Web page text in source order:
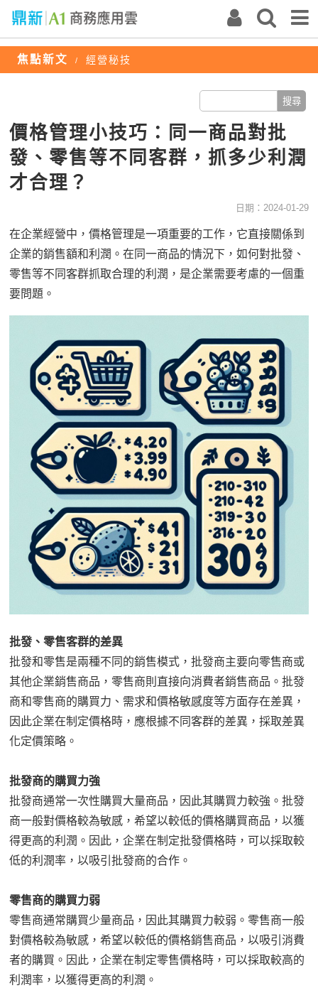
焦點新文 / 經營秘技
價格管理小技巧：同一商品對批
發、零售等不同客群，抓多少利潤
才合理？
日期：2024-01-29
在企業經營中，價格管理是一項重要的工作，它直接關係到
企業的銷售額和利潤。在同一商品的情況下，如何對批發、
零售等不同客群抓取合理的利潤，是企業需要考慮的一個重
要問題。
批發、零售客群的差異
批發和零售是兩種不同的銷售模式，批發商主要向零售商或
其他企業銷售商品，零售商則直接向消費者銷售商品。批發
商和零售商的購買力、需求和價格敏感度等方面存在差異，
因此企業在制定價格時，應根據不同客群的差異，採取差異
化定價策略。
批發商的購買力強
批發商通常一次性購買大量商品，因此其購買力較強。批發
商一般對價格較為敏感，希望以較低的價格購買商品，以獲
得更高的利潤。因此，企業在制定批發價格時，可以採取較
低的利潤率，以吸引批發商的合作。
零售商的購買力弱
零售商通常購買少量商品，因此其購買力較弱。零售商一般
對價格較為敏感，希望以較低的價格銷售商品，以吸引消費
者的購買。因此，企業在制定零售價格時，可以採取較高的
利潤率，以獲得更高的利潤。